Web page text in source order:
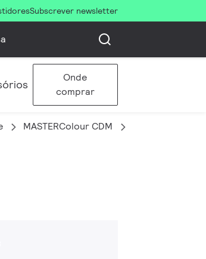
Subscrever newsletter
Onde
comprar
MASTERColour CDM